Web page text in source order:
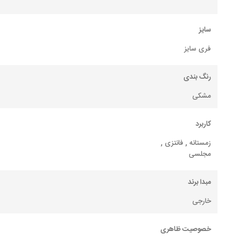
سایز
فری سایز
رنگ بندی
مشکی
کاربرد
زمستانه , فانتزی ,
مجلسی
مبدا برند
خارجی
خصوصیت ظاهری